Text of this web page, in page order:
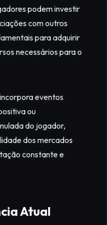
podem investir
com outros
para adquirir
necessários para o
eventos
ou
do jogador,
dos mercados
constante e
Atual